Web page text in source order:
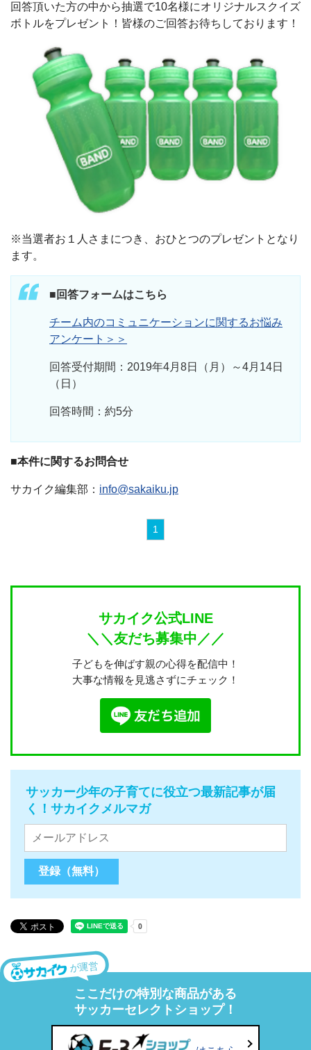
回答頂いた方の中から抽選で10名様にオリジナルスクイズ
ボトルをプレゼント！皆様のご回答お待ちしております！
※当選者お１人さまにつき、おひとつのプレゼントとなり
ます。
■回答フォームはこちら
チーム内のコミュニケーションに関するお悩み
アンケート＞＞
回答受付期間：2019年4月8日（月）～4月14日
（日）
回答時間：約5分
■本件に関するお問合せ
サカイク編集部： info@sakaiku.jp
1
サカイク公式LINE
＼＼友だち募集中／／
子どもを伸ばす親の心得を配信中！
大事な情報を見逃さずにチェック！
サッカー少年の子育てに役立つ最新記事が届
く！サカイクメルマガ
が運営
ここだけの特別な商品がある
サッカーセレクトショップ！